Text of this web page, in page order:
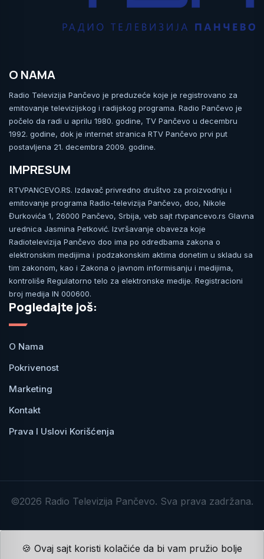
O NAMA
Radio Televizija Pančevo je preduzeće koje je registrovano za
emitovanje televizijskog i radijskog programa. Radio Pančevo je
počelo da radi u aprilu 1980. godine, TV Pančevo u decembru
1992. godine, dok je internet stranica RTV Pančevo prvi put
postavljena 21. decembra 2009. godine.
IMPRESUM
RTVPANCEVO.RS. Izdavač privredno društvo za proizvodnju i
emitovanje programa Radio-televizija Pančevo, doo, Nikole
Đurkovića 1, 26000 Pančevo, Srbija, veb sajt rtvpancevo.rs Glavna
urednica Jasmina Petković. Izvršavanje obaveza koje
Radiotelevizija Pančevo doo ima po odredbama zakona o
elektronskim medijima i podzakonskim aktima donetim u skladu sa
tim zakonom, kao i Zakona o javnom informisanju i medijima,
kontroliše Regulatorno telo za elektronske medije. Registracioni
broj medija IN 000600.
Pogledajte još:
O Nama
Pokrivenost
Marketing
Kontakt
Prava I Uslovi Korišćenja
©2026 Radio Televizija Pančevo. Sva prava zadržana.
🍪 Ovaj sajt koristi kolačiće da bi vam pružio bolje